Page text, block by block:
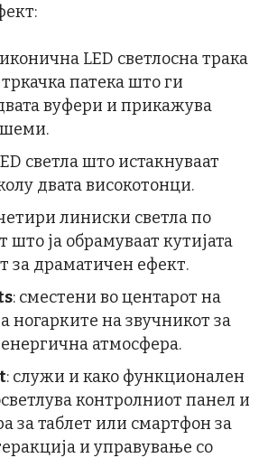
LED светлосна трака
патека што ги
вуфери и прикажува
светла што истакнуваат
двата високотонци.
линиски светла по
што ја обрамуваат кутијата
за драматичен ефект.
: сместени во центарот на
ногарките на звучникот за
атмосфера.
: служи и како функционален
контролниот панел и
за таблет или смартфон за
и управување со